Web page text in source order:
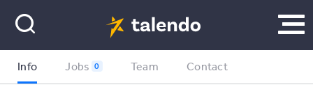
Info Jobs 0 Team Contact